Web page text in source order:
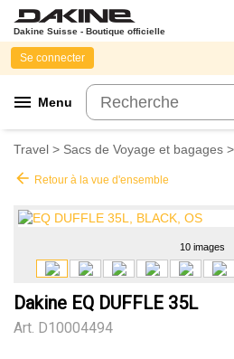
Dakine Suisse - Boutique officielle
menu Menu
Se connecter
Travel > Sacs de Voyage et bagages >
arrow_back Retour à la vue d'ensemble
10 images
Dakine EQ DUFFLE 35L
Art. D10004494